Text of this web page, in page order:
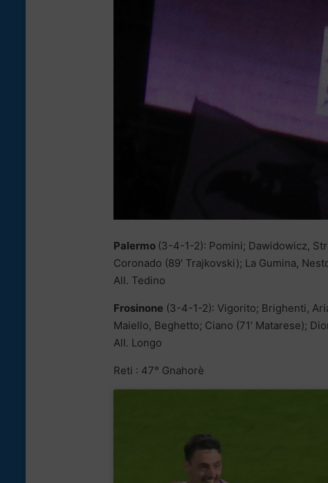
Palermo (3-4-1-2): Pomini; Dawidowicz,
Coronado (89′ Trajkovski); La Gumina,
All. Tedino
Frosinone (3-4-1-2): Vigorito; Brighenti,
Maiello, Beghetto; Ciano (71′ Matarese);
All. Longo
Reti : 47° Gnahorè